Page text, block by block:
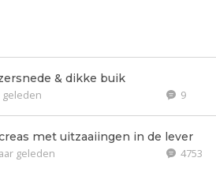
& dikke buik
geleden 9
met uitzaaiingen in de lever
geleden 4753